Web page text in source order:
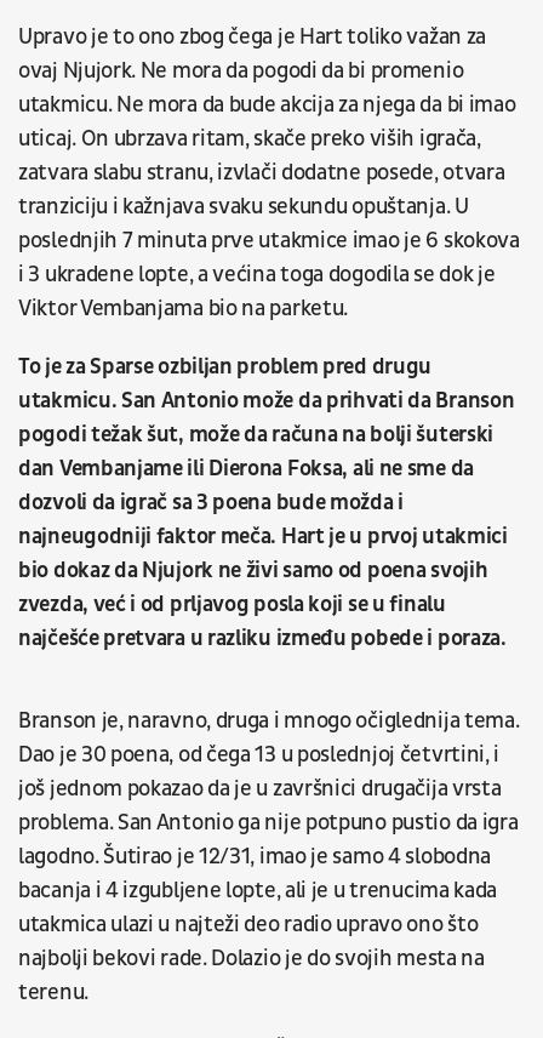
Upravo je to ono zbog čega je Hart toliko važan za
ovaj Njujork. Ne mora da pogodi da bi promenio
utakmicu. Ne mora da bude akcija za njega da bi imao
uticaj. On ubrzava ritam, skače preko viših igrača,
zatvara slabu stranu, izvlači dodatne posede, otvara
tranziciju i kažnjava svaku sekundu opuštanja. U
poslednjih 7 minuta prve utakmice imao je 6 skokova
i 3 ukradene lopte, a većina toga dogodila se dok je
Viktor Vembanjama bio na parketu.
To je za Sparse ozbiljan problem pred drugu
utakmicu. San Antonio može da prihvati da Branson
pogodi težak šut, može da računa na bolji šuterski
dan Vembanjame ili Dierona Foksa, ali ne sme da
dozvoli da igrač sa 3 poena bude možda i
najneugodniji faktor meča. Hart je u prvoj utakmici
bio dokaz da Njujork ne živi samo od poena svojih
zvezda, već i od prljavog posla koji se u finalu
najčešće pretvara u razliku između pobede i poraza.
Branson je, naravno, druga i mnogo očiglednija tema.
Dao je 30 poena, od čega 13 u poslednjoj četvrtini, i
još jednom pokazao da je u završnici drugačija vrsta
problema. San Antonio ga nije potpuno pustio da igra
lagodno. Šutirao je 12/31, imao je samo 4 slobodna
bacanja i 4 izgubljene lopte, ali je u trenucima kada
utakmica ulazi u najteži deo radio upravo ono što
najbolji bekovi rade. Dolazio je do svojih mesta na
terenu.